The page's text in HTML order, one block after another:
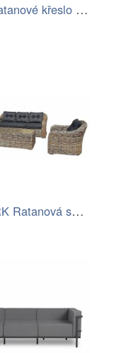
Brafab Ratanové křeslo PAULINA Mdum
DEOKORK Ratanová sestava CORDOBA (šedo…